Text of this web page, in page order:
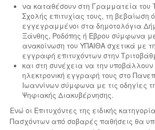
να καταθέσουν στη Γραμματεία του
Σχολής επιτυχίας τους, τη βεβαίωση
εγγεγραμμένοι στα δημοτολόγια
Ξάνθης, Ροδόπης ή Έβρου σύμφωνα
ανακοίνωση του ΥΠΑΙΘΑ σχετικά με
εγγραφή επιτυχόντων στην
και στη συνέχεια να την
ηλεκτρονική εγγραφή τους στο
Ιωαννίνων σύμφωνα με τις οδηγίες
Ψηφιακής Διακυβέρνησης.
Ενώ οι Επιτυχόντες της ειδικής
Πασχόντων από σοβαρές παθήσεις θα